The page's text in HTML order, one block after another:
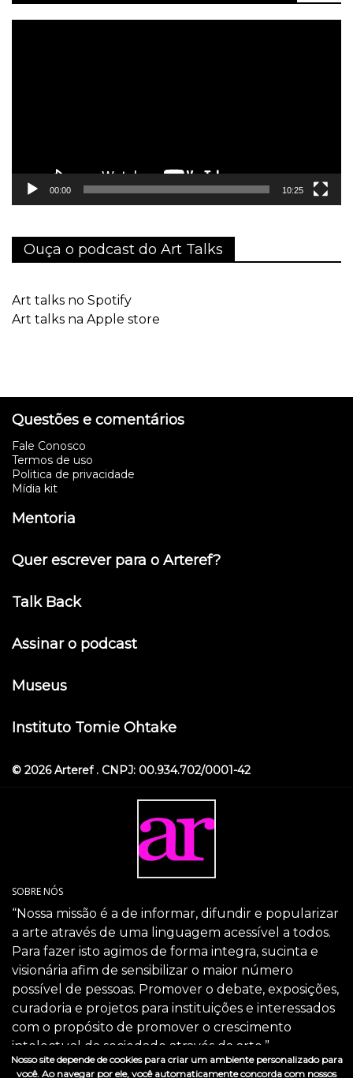
00:00 10:25
Ouça o podcast do Art Talks
Art talks no Spotify
Art talks na Apple store
Questões e comentários
Fale Conosco
Termos de uso
Politica de privacidade
Mídia kit
Mentoria
Quer escrever para o Arteref?
Talk Back
Assinar o podcast
Museus
Instituto Tomie Ohtake
© 2026 Arteref . CNPJ: 00.934.702/0001-42
SOBRE NÓS
“Nossa missão é a de informar, difundir e popularizar
a arte através de uma linguagem acessível a todos.
Para fazer isto agimos de forma integra, sucinta e
visionária afim de sensibilizar o maior número
possível de pessoas. Promover o debate, exposições,
curadoria e projetos para instituições e interessados
com o propósito de promover o crescimento
intelectual da sociedade através da arte.”
SIGA-NOS
Nosso site depende de cookies para criar um ambiente personalizado para
você. Ao navegar por ele, você automaticamente concorda com nossos